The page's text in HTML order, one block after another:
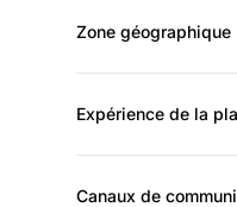
Zone géographique
Expérience de la
Canaux de